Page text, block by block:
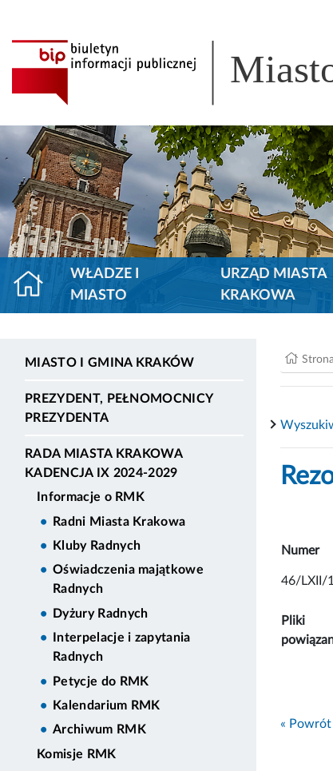
WŁADZE I
MIASTO
URZĄD MIASTA
KRAKOWA
MIASTO I GMINA KRAKÓW
PREZYDENT, PEŁNOMOCNICY
PREZYDENTA
RADA MIASTA KRAKOWA
KADENCJA IX 2024-2029
Informacje o RMK
Radni Miasta Krakowa
Kluby Radnych
Oświadczenia majątkowe
Radnych
Dyżury Radnych
Interpelacje i zapytania
Radnych
Petycje do RMK
Kalendarium RMK
Archiwum RMK
Komisje RMK
Numer
46/LXII/
Pliki
« Powrót